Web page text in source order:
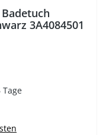
3A4084501